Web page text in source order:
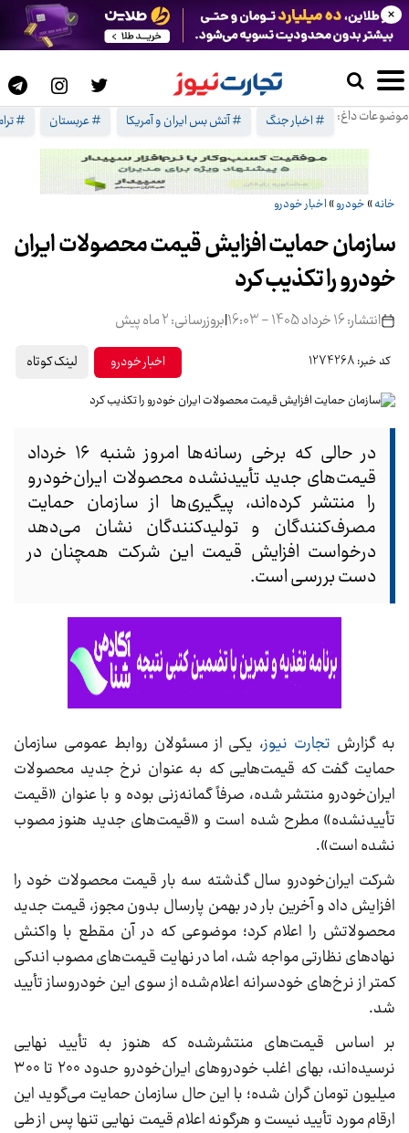
موضوعات داغ: # اخبار جنگ # آتش بس ایران و آمریکا # عربستان #
×
خانه» خودرو» اخبار خودرو
سازمان حمایت افزایش قیمت محصولات ایران
خودرو را تکذیب کرد
انتشار: 16 خرداد 1405 - 16:03 |بروزرسانی: 2 ماه پیش
کد خبر: 1274268 اخبار خودرو لینک کوتاه
در حالی که برخی رسانه‌ها امروز شنبه ۱۶ خرداد
قیمت‌های جدید تأییدنشده محصولات ایران‌خودرو
را منتشر کرده‌اند، پیگیری‌ها از سازمان حمایت
مصرف‌کنندگان و تولیدکنندگان نشان می‌دهد
درخواست افزایش قیمت این شرکت همچنان در
دست بررسی است.
به گزارش تجارت نیوز، یکی از مسئولان روابط عمومی سازمان
حمایت گفت که قیمت‌هایی که به‌ عنوان نرخ جدید محصولات
ایران‌خودرو منتشر شده، صرفاً گمانه‌زنی بوده و با عنوان «قیمت
تأییدنشده» مطرح شده است و «قیمت‌های جدید هنوز مصوب
نشده است».
شرکت ایران‌خودرو سال گذشته سه بار قیمت محصولات خود را
افزایش داد و آخرین بار در بهمن پارسال بدون مجوز، قیمت جدید
محصولاتش را اعلام کرد؛ موضوعی که در آن مقطع با واکنش
نهادهای نظارتی مواجه شد، اما در نهایت قیمت‌های مصوب اندکی
کمتر از نرخ‌های خودسرانه اعلام‌شده از سوی این خودروساز تأیید
شد.
بر اساس قیمت‌های منتشرشده که هنوز به تأیید نهایی
نرسیده‌اند، بهای اغلب خودروهای ایران‌خودرو حدود ۲۰۰ تا ۳۰۰
میلیون تومان گران شده؛ با این حال سازمان حمایت می‌گوید این
ارقام مورد تأیید نیست و هرگونه اعلام قیمت نهایی تنها پس از طی